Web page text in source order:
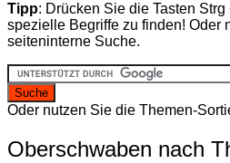
Tipp: Drücken Sie die Tasten
spezielle Begriffe zu finden! Oder
seiteninterne Suche.
Oder nutzen Sie die Themen-
Oberschwaben nach